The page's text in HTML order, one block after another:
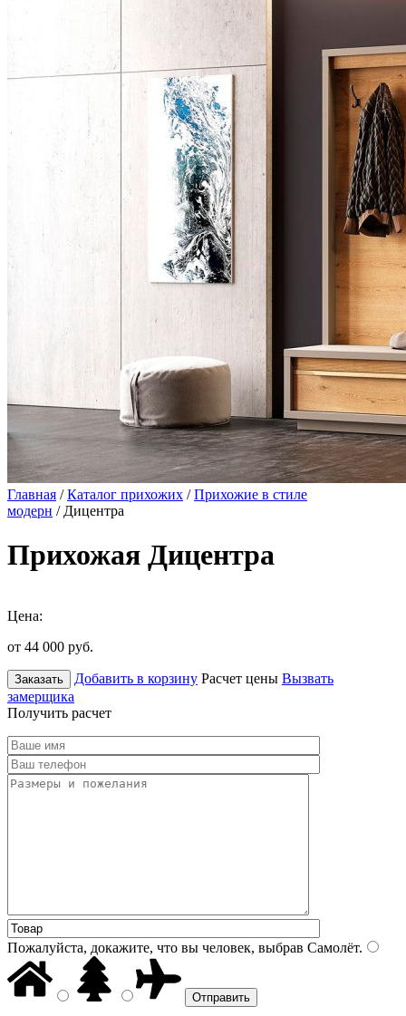
Главная /Каталог прихожих /Прихожие в стиле
модерн / Дицентра
Прихожая Дицентра
Цена:
от 44 000 руб.
Заказать Добавить в корзину Расчет цены Вызвать
замерщика
Получить расчет
Пожалуйста, докажите, что вы человек, выбрав Самолёт.